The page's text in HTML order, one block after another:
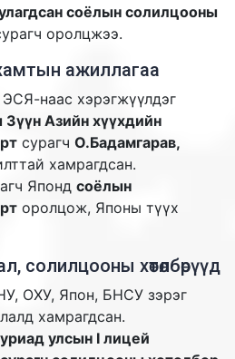
соёлын солилцооны
оролцжээ.
ажиллагаа
наас хэрэгжүүлдэг
Зүүн Азийн хүүхдийн
сурагч О.Бадамгарав,
хамрагдсан.
Японд соёлын
оролцож, Японы түүх
солилцооны хөтөлбөрүүд
ОХУ, Япон, БНСУ зэрэг
хамрагдсан.
улсын I лицей